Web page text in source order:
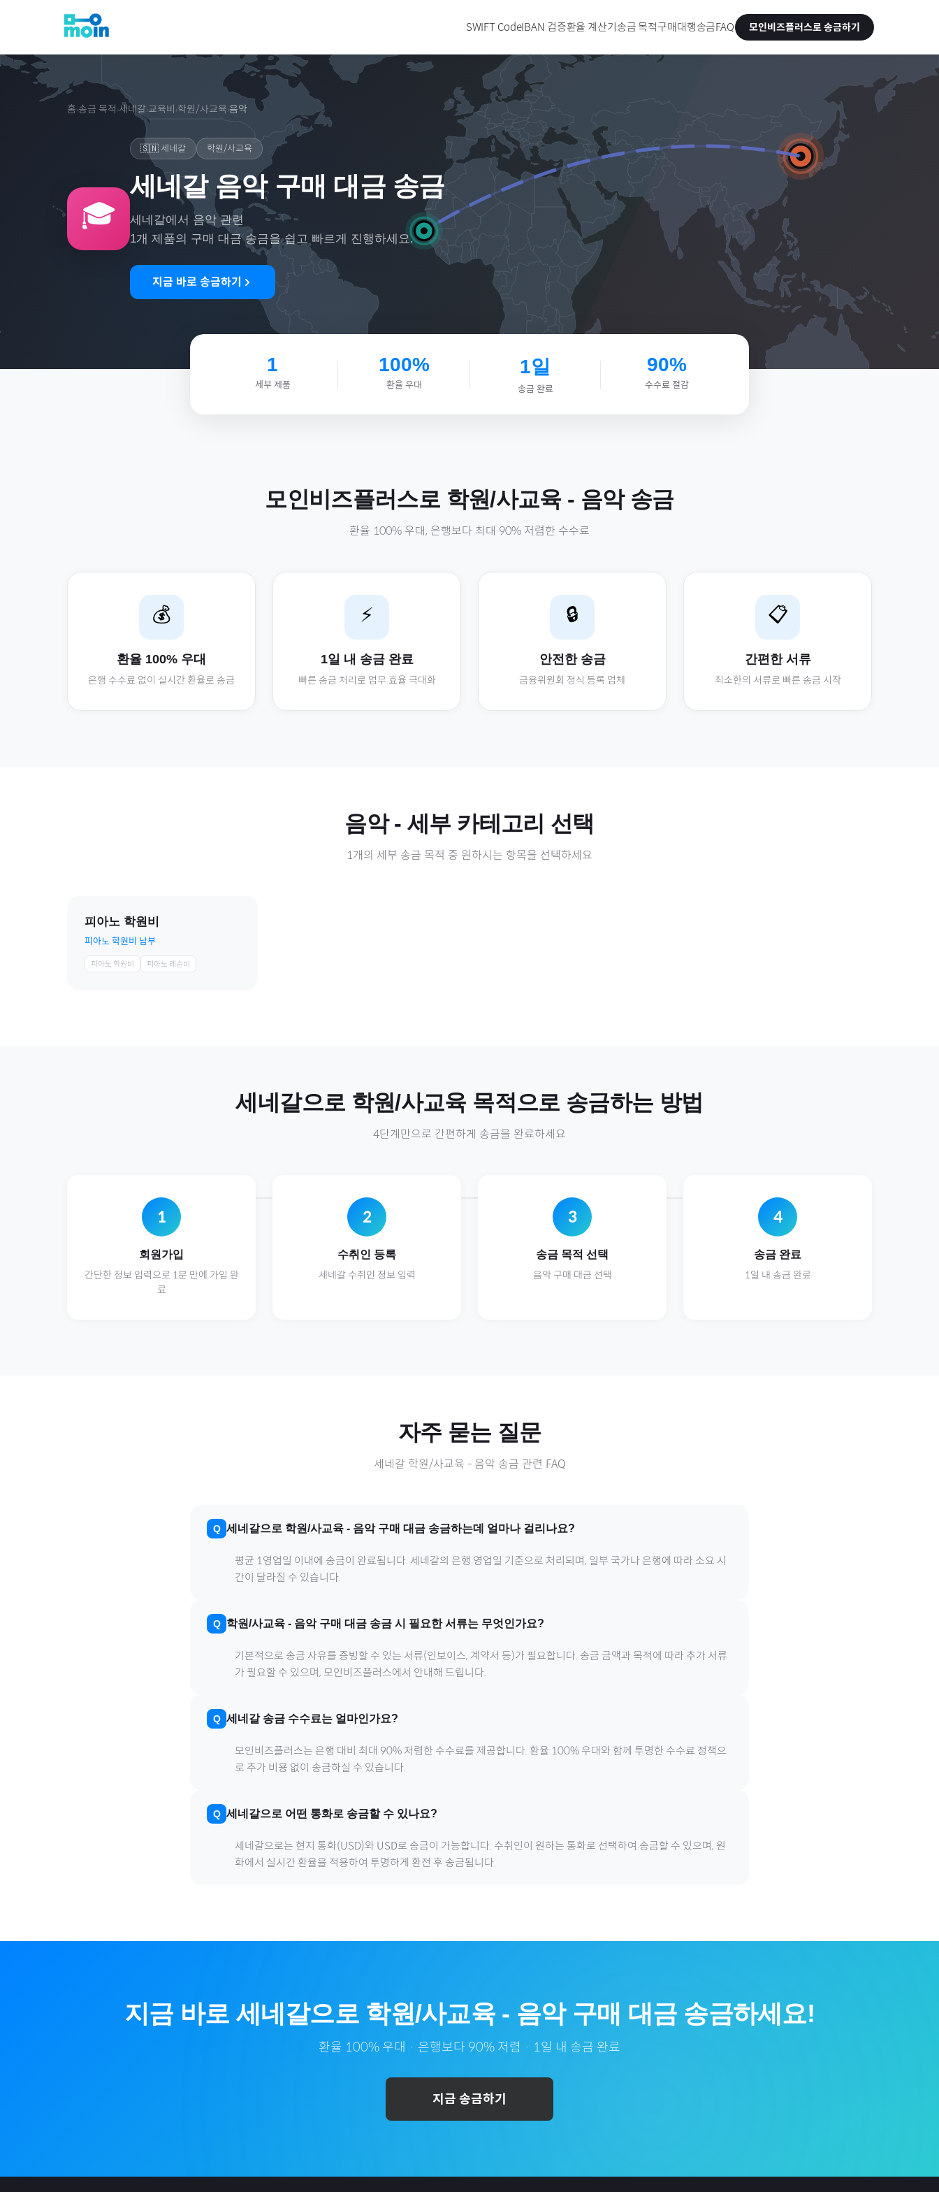
SWIFT CodeIBAN 검증환율 계산기송금 목적구매대행송금FAQ 모인비즈플러스로 송금하기
홈›송금 목적 ›세네갈›교육비 ›학원/사교육›음악
🎓
🇸🇳 세네갈 학원/사교육
세네갈 음악 구매 대금 송금
세네갈에서 음악관련
1개 제품의 구매 대금 송금을 쉽고 빠르게 진행하세요.
지금 바로 송금하기
1
세부 제품
100%
환율 우대
1일
송금 완료
90%
수수료 절감
모인비즈플러스로 학원/사교육 - 음악송금
환율 100% 우대, 은행보다 최대 90% 저렴한 수수료
💰
환율 100% 우대
은행 수수료 없이 실시간 환율로 송금
⚡
1일 내 송금 완료
빠른 송금 처리로 업무 효율 극대화
🔒
안전한 송금
금융위원회 정식 등록 업체
📋
간편한 서류
최소한의 서류로 빠른 송금 시작
음악- 세부 카테고리 선택
1개의 세부 송금 목적 중 원하시는 항목을 선택하세요
피아노 학원비
피아노 학원비 납부
피아노 학원비 피아노 레슨비
세네갈으로 학원/사교육 목적으로 송금하는 방법
4단계만으로 간편하게 송금을 완료하세요
1
회원가입
간단한 정보 입력으로 1분 만에 가입 완
료
2
수취인 등록
세네갈수취인 정보 입력
3
송금 목적 선택
음악구매 대금 선택
4
송금 완료
1일 내 송금 완료
자주 묻는 질문
세네갈 학원/사교육 - 음악 송금 관련 FAQ
세네갈으로 학원/사교육 - 음악구매 대금 송금하는데 얼마나 걸리나요?
평균 1영업일 이내에 송금이 완료됩니다. 세네갈의 은행 영업일 기준으로 처리되며, 일부 국가나 은행에 따라 소요 시
간이 달라질 수 있습니다.
학원/사교육 - 음악구매 대금 송금 시 필요한 서류는 무엇인가요?
기본적으로 송금 사유를 증빙할 수 있는 서류(인보이스, 계약서 등)가 필요합니다. 송금 금액과 목적에 따라 추가 서류
가 필요할 수 있으며, 모인비즈플러스에서 안내해 드립니다.
세네갈송금 수수료는 얼마인가요?
모인비즈플러스는 은행 대비 최대 90% 저렴한 수수료를 제공합니다. 환율 100% 우대와 함께 투명한 수수료 정책으
로 추가 비용 없이 송금하실 수 있습니다.
세네갈으로 어떤 통화로 송금할 수 있나요?
세네갈으로는 현지 통화(USD)와 USD로 송금이 가능합니다. 수취인이 원하는 통화로 선택하여 송금할 수 있으며, 원
화에서 실시간 환율을 적용하여 투명하게 환전 후 송금됩니다.
지금 바로 세네갈으로 학원/사교육 - 음악구매 대금 송금하세요!
환율 100% 우대 · 은행보다 90% 저렴 · 1일 내 송금 완료
지금 송금하기